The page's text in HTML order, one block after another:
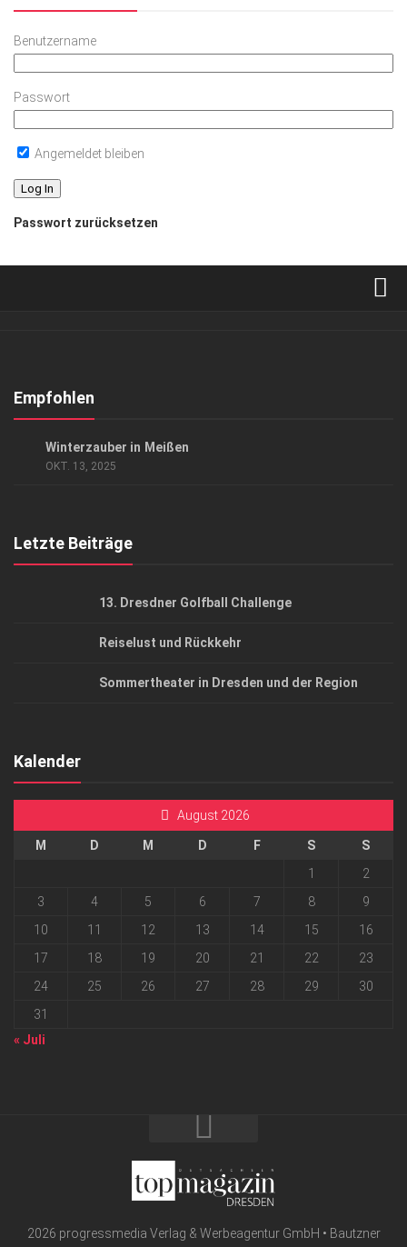
Benutzername
Passwort
Angemeldet bleiben
Passwort zurücksetzen
Kontakt, Impressum
Empfohlen
Winterzauber in Meißen
OKT. 13, 2025
Letzte Beiträge
13. Dresdner Golfball Challenge
Reiselust und Rückkehr
Sommertheater in Dresden und der Region
Kalender
August 2026
M D M D F S
S
1
2
3
4 5 6 7 8
9
10
11 12 13 14 15
16
17
18 19 20 21 22
23
24
25 26 27 28 29
30
31
« Juli
2026 progressmedia Verlag & Werbeagentur GmbH • Bautzner